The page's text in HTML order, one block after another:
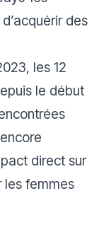
des
les 12
le début
direct sur
les femmes